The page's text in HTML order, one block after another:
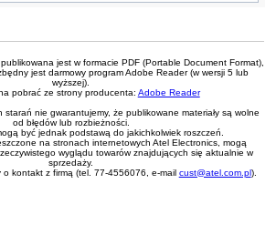
jest w formacie PDF (Portable Document Format),
jest darmowy program Adobe Reader (w wersji 5 lub
wyższej).
pobrać ze strony producenta: Adobe Reader
starań nie gwarantujemy, że publikowane materiały są wolne
od błędów lub rozbieżności.
być jednak podstawą do jakichkolwiek roszczeń.
na stronach internetowych Atel Electronics, mogą
wyglądu towarów znajdujących się aktualnie w
sprzedaży.
o kontakt z firmą (tel. 77-4556076, e-mail cust@atel.com.pl).